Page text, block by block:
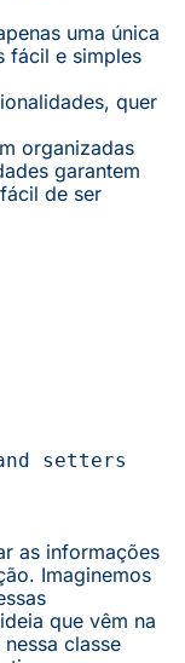
uma única
fácil e simples
quer
organizadas
garantem
de ser
as informações
Imaginemos
que vêm na
classe